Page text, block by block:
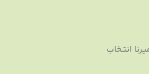
انتخاب